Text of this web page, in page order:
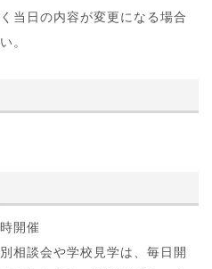
当日の内容が変更になる場合
。
開催
相談会や学校見学は、毎日開